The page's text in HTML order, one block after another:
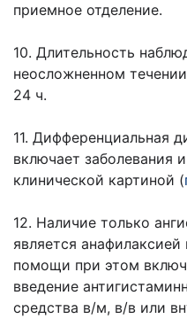
приемное отделение.
10. Длительность
неосложненном
24 ч.
11. Дифференциальная
включает заболевания
клинической картиной (
12. Наличие только
является
помощи при этом
введение
средства в/м, в/в или